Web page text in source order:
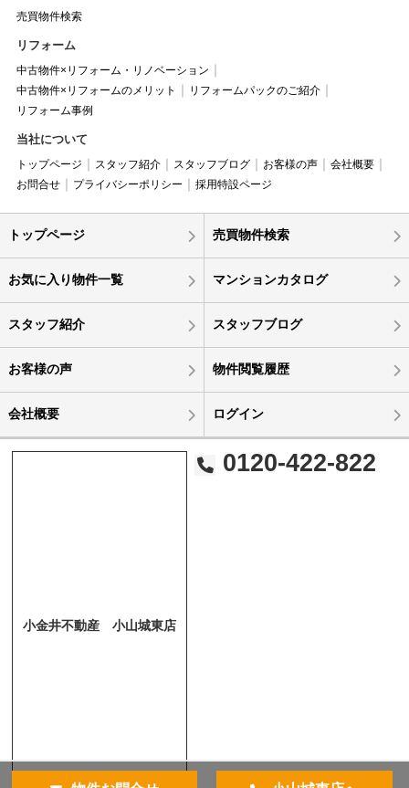
売買物件検索
リフォーム
中古物件×リフォーム・リノベーション
中古物件×リフォームのメリット
リフォームパックのご紹介
リフォーム事例
当社について
トップページ スタッフ紹介 スタッフブログ お客様の声
会社概要
お問合せ
プライバシーポリシー 採用特設ページ
トップページ 売買物件検索
お気に入り物件一覧 マンションカタログ
スタッフ紹介 スタッフブログ
お客様の声 物件閲覧履歴
会社概要 ログイン
小金井不動産 小山城東店
0120-422-822